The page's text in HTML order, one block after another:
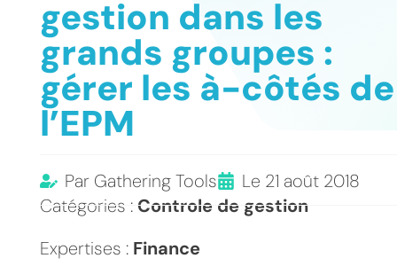
gestion dans les
grands groupes :
gérer les à-côtés de
l’EPM
ParGathering Tools Le 21 août 2018
Catégories : Controle de gestion
Expertises : Finance